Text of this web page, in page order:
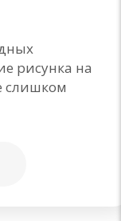
рисунка на
слишком